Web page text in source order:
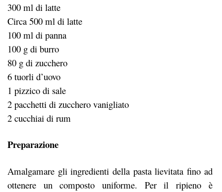
300 ml di latte
Circa 500 ml di latte
100 ml di panna
100 g di burro
80 g di zucchero
6 tuorli d’uovo
1 pizzico di sale
2 pacchetti di zucchero vanigliato
2 cucchiai di rum
Preparazione
Amalgamare gli ingredienti della pasta lievitata fino ad
ottenere un composto uniforme. Per il ripieno è